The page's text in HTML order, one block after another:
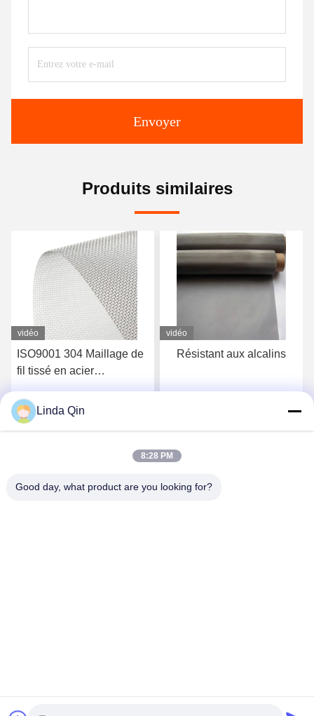
Envoyer
Produits similaires
vidéo
Résistant aux alcalins
Discuter Maintenant
vidéo
20-400 microns 304 316
Linda Qin
8:28 PM
Good day, what product are you looking for?